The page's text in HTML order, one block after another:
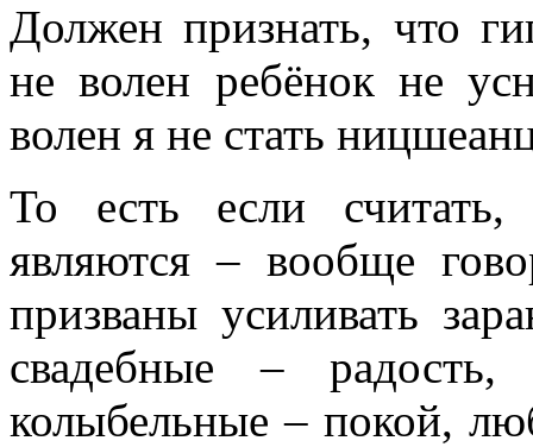
Должен признать, что
не волен ребёнок не
волен я не стать
То есть если считать,
являются – вообще
призваны усиливать
свадебные –
колыбельные – покой,